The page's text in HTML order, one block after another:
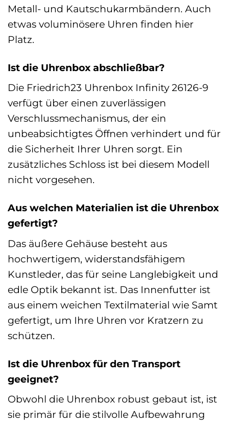
Metall- und Kautschukarmbändern. Auch
etwas voluminösere Uhren finden hier
Platz.
Ist die Uhrenbox abschließbar?
Die Friedrich23 Uhrenbox Infinity 26126-9
verfügt über einen zuverlässigen
Verschlussmechanismus, der ein
unbeabsichtigtes Öffnen verhindert und für
die Sicherheit Ihrer Uhren sorgt. Ein
zusätzliches Schloss ist bei diesem Modell
nicht vorgesehen.
Aus welchen Materialien ist die Uhrenbox
gefertigt?
Das äußere Gehäuse besteht aus
hochwertigem, widerstandsfähigem
Kunstleder, das für seine Langlebigkeit und
edle Optik bekannt ist. Das Innenfutter ist
aus einem weichen Textilmaterial wie Samt
gefertigt, um Ihre Uhren vor Kratzern zu
schützen.
Ist die Uhrenbox für den Transport
geeignet?
Obwohl die Uhrenbox robust gebaut ist, ist
sie primär für die stilvolle Aufbewahrung